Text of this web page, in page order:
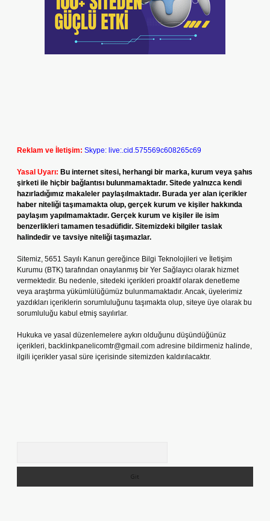
Reklam ve İletişim: Skype: live:.cid.575569c608265c69
Yasal Uyarı: Bu internet sitesi, herhangi bir marka, kurum veya şahıs
şirketi ile hiçbir bağlantısı bulunmamaktadır. Sitede yalnızca kendi
hazırladığımız makaleler paylaşılmaktadır. Burada yer alan içerikler
haber niteliği taşımamakta olup, gerçek kurum ve kişiler hakkında
paylaşım yapılmamaktadır. Gerçek kurum ve kişiler ile isim
benzerlikleri tamamen tesadüfidir. Sitemizdeki bilgiler taslak
halindedir ve tavsiye niteliği taşımazlar.
Sitemiz, 5651 Sayılı Kanun gereğince Bilgi Teknolojileri ve İletişim
Kurumu (BTK) tarafından onaylanmış bir Yer Sağlayıcı olarak hizmet
vermektedir. Bu nedenle, sitedeki içerikleri proaktif olarak denetleme
veya araştırma yükümlülüğümüz bulunmamaktadır. Ancak, üyelerimiz
yazdıkları içeriklerin sorumluluğunu taşımakta olup, siteye üye olarak bu
sorumluluğu kabul etmiş sayılırlar.
Hukuka ve yasal düzenlemelere aykırı olduğunu düşündüğünüz
içerikleri, backlinkpanelicomtr@gmail.com adresine bildirmeniz halinde,
ilgili içerikler yasal süre içerisinde sitemizden kaldırılacaktır.